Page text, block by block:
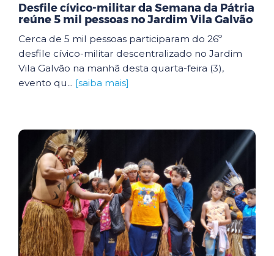
Desfile cívico-militar da Semana da Pátria
reúne 5 mil pessoas no Jardim Vila Galvão
Cerca de 5 mil pessoas participaram do 26º
desfile cívico-militar descentralizado no Jardim
Vila Galvão na manhã desta quarta-feira (3),
evento qu... [saiba mais]